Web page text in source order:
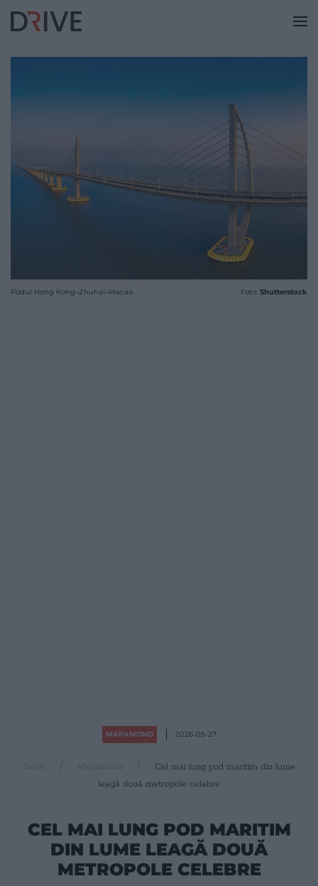
Podul Hong Kong–Zhuhai–Macao Foto: Shutterstock
MAPAMOND 2026-05-27
Drive Mapamond
Cel mai lung pod maritim din lume
leagă două metropole celebre
CEL MAI LUNG POD MARITIM
DIN LUME LEAGĂ DOUĂ
METROPOLE CELEBRE